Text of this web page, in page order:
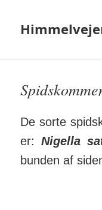
De sorte
er:Nigella
bunden af